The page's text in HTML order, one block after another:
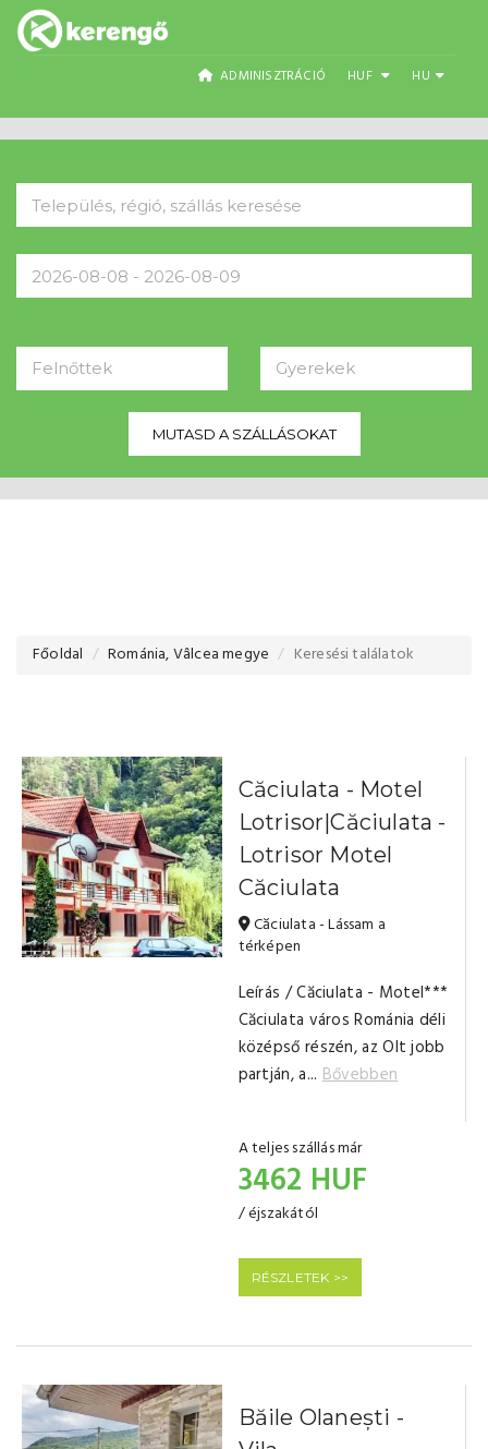
ADMINISZTRÁCIÓ HUF HU
Felnőttek Gyerekek
MUTASD A SZÁLLÁSOKAT
Főoldal Románia, Vâlcea megye Keresési találatok
Căciulata - Motel
Lotrisor|Căciulata -
Lotrisor Motel
Căciulata
Căciulata - Lássam a
térképen
Leírás / Căciulata - Motel***
Căciulata város Románia déli
középső részén, az Olt jobb
partján, a... Bővebben
A teljes szállás már
3462 HUF
/ éjszakától
RÉSZLETEK >>
Băile Olanești -